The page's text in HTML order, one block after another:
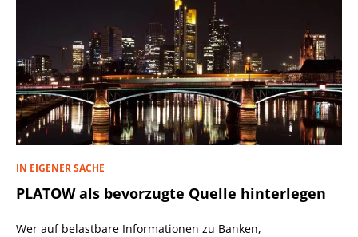
IN EIGENER SACHE
PLATOW als bevorzugte Quelle hinterlegen
Wer auf belastbare Informationen zu Banken,